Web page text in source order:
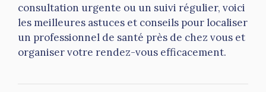
consultation urgente ou un suivi régulier, voici
les meilleures astuces et conseils pour localiser
un professionnel de santé près de chez vous et
organiser votre rendez-vous efficacement.